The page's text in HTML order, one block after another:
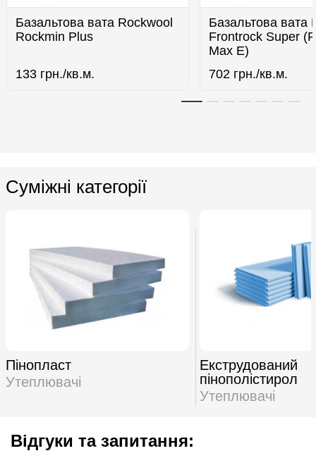
Базальтова вата Rockwool
Rockmin Plus
133 грн./кв.м.
Базальтова вата
Frontrock Super
Max E)
702 грн./кв.м.
Суміжні категорії
Пінопласт
Утеплювачі
Екструдований
пінополістирол
Утеплювачі
Відгуки та запитання: